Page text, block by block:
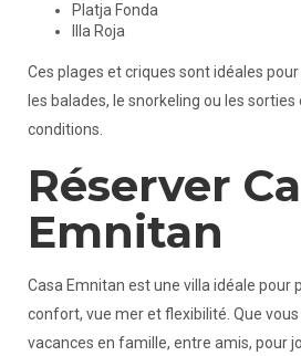
Platja Fonda
Illa Roja
Ces plages et criques sont idéales
les balades, le snorkeling ou les sorties
conditions.
Réserver
Emnitan
Casa Emnitan est une villa idéale pour
confort, vue mer et flexibilité. Que
vacances en famille, entre amis, pour